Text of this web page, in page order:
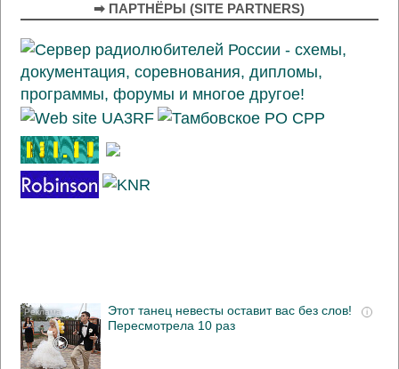
➡ ПАРТНЁРЫ (SITE PARTNERS)
i
Этот танец невесты оставит вас без слов!
Пересмотрела 10 раз